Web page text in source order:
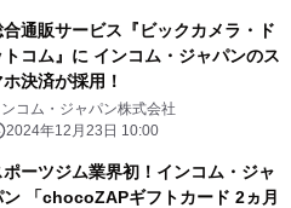
合通販サービス『ビックカメラ・ド
トコム』に インコム・ジャパンのス
ホ決済が採用！
コム・ジャパン株式会社
2024年12月23日 10:00
ポーツジム業界初！インコム・ジャ
ン 「chocoZAPギフトカード 2ヵ月